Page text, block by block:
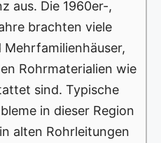
aus. Die 1960er-,
brachten viele
Mehrfamilienhäuser,
Rohrmaterialien wie
sind. Typische
in dieser Region
alten Rohrleitungen